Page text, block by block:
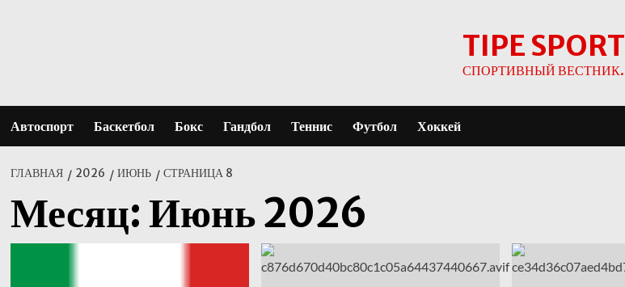
TIPE SPORT
СПОРТИВНЫЙ ВЕСТНИК.
Автоспорт Баскетбол Бокс Гандбол Теннис Футбол Хоккей
ГЛАВНАЯ 2026 ИЮНЬ СТРАНИЦА 8
Месяц:Июнь 2026